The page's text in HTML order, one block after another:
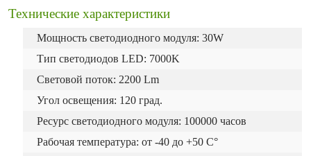
Технические характеристики
Мощность светодиодного модуля: 30W
Тип светодиодов LED: 7000K
Световой поток: 2200 Lm
Угол освещения: 120 град.
Ресурс светодиодного модуля: 100000 часов
Рабочая температура: от -40 до +50 С°